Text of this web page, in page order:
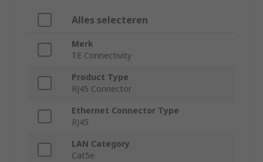
Alles selecteren
Merk
TE Connectivity
Product Type
RJ45 Connector
Ethernet Connector Type
RJ45
LAN Category
Cat5e